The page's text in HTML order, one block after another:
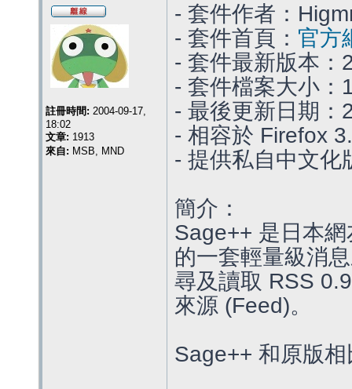
註冊時間: 2004-09-17,
18:02
文章: 1913
來自: MSB, MND
- 套件作者：
- 套件首頁： 官方
- 套件最新版本：
- 套件檔案大小：
- 最後更新日期
- 相容於 Firefox
- 提供私自中文化
簡介：
Sage++ 是日本
的一套輕量級消
尋及讀取 RSS
來源 (Feed)。
Sage++ 和原版